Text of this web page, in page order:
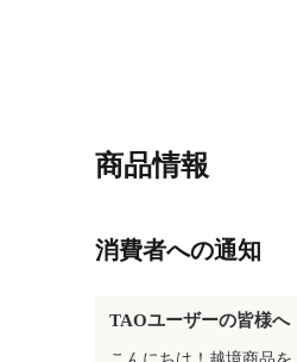
商品情報
消費者への通知
TAOユーザーの皆様へ